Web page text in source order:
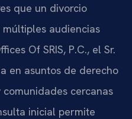
que un divorcio
audiencias
Of SRIS, P.C., el Sr.
en asuntos de derecho
cercanas
inicial permite